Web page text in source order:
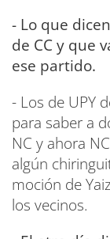
- Lo que
de CC y que
ese partido.
- Los de UPY
para saber a
NC y ahora
algún
moción de
los vecinos.